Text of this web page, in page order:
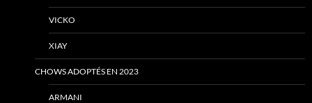
VICKO
XIAY
CHOWS ADOPTÉS EN 2023
ARMANI